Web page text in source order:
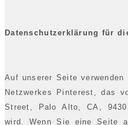
Datenschutzerklärung für
Auf unserer Seite
Netzwerkes Pinterest, das
Street, Palo Alto, CA,
wird. Wenn Sie eine Seite